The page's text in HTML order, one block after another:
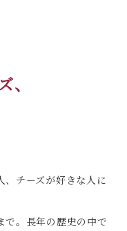
、
、チーズが好きな人に
で。長年の歴史の中で